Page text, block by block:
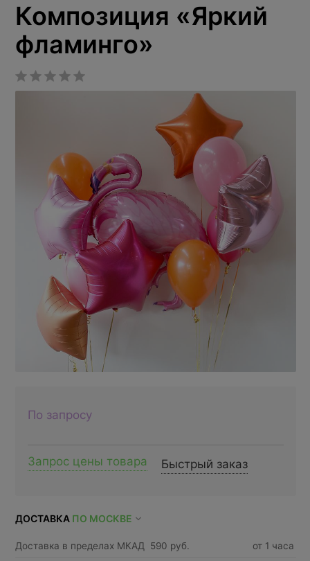
Композиция «Яркий
фламинго»
По запросу
Запрос цены товара Быстрый заказ
ДОСТАВКА ПО МОСКВЕ
Доставка в пределах МКАД 590 руб. от 1 часа